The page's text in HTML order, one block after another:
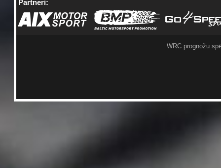
Partneri:
WRC prognožu